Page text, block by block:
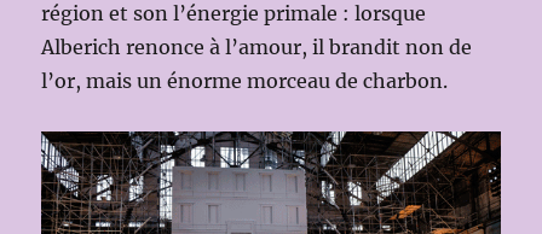
région et son l’énergie primale : lorsque
Alberich renonce à l’amour, il brandit non de
l’or, mais un énorme morceau de charbon.